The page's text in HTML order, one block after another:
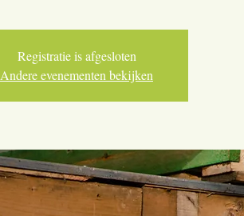
Registratie is afgesloten
Andere evenementen bekijken